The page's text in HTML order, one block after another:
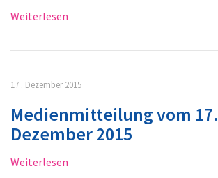
Weiterlesen
17 . Dezember 2015
Medienmitteilung vom 17.
Dezember 2015
Weiterlesen